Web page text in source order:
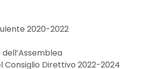
2020-2022
Consiglio Direttivo 2022-2024